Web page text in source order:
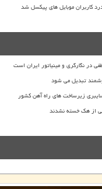
در نگارگری و مینیاتور ایران است
تبدیل می شود
زیرساخت های راه آهن کشور
از هک خسته نشدند